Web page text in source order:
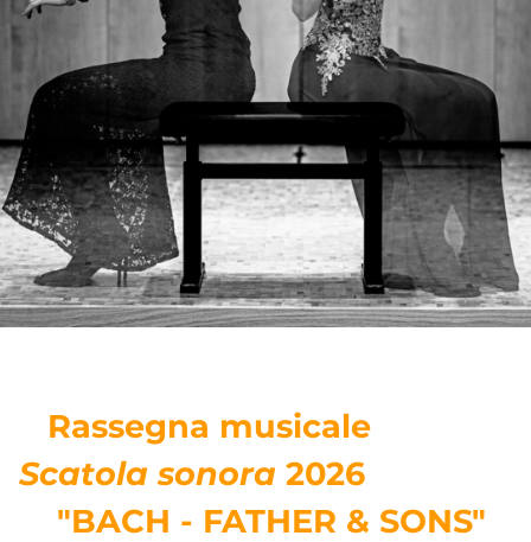
Rassegna musicale
Scatola sonora 2026
"BACH - FATHER & SONS"